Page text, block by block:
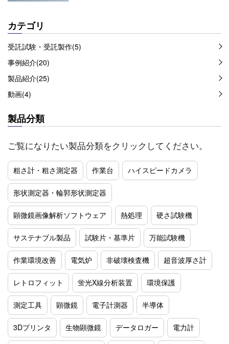
カテゴリ
受託試験・受託製作(5)
事例紹介(20)
製品紹介(25)
動画(4)
製品分類
ご覧になりたい製品分類をクリックしてください。
粗さ計・粗さ測定器 作業台 ハイスピードカメラ
形状測定器・輪郭形状測定器
顕微鏡画像解析ソフトウェア 熱処理 硬さ試験機
サステナブル製品 試験片・基準片 万能試験機
作業環境改善 電気炉 非破壊検査機 超音波厚さ計
レトロフィット 蛍光X線分析装置 環境保護
測定工具 顕微鏡 電子計測器 半導体
3Dプリンタ 生物顕微鏡 データロガー 電力計